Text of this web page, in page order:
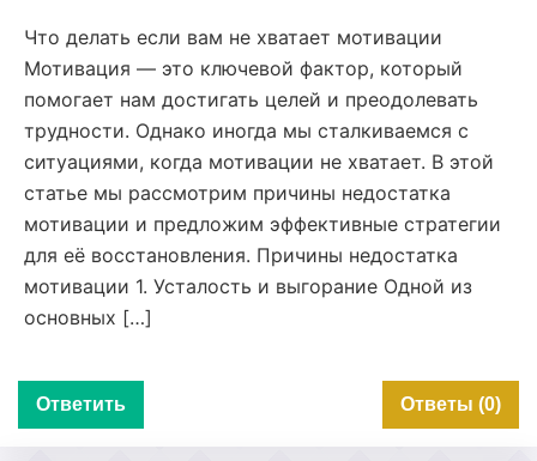
Что делать если вам не хватает мотивации
Мотивация — это ключевой фактор, который
помогает нам достигать целей и преодолевать
трудности. Однако иногда мы сталкиваемся с
ситуациями, когда мотивации не хватает. В этой
статье мы рассмотрим причины недостатка
мотивации и предложим эффективные стратегии
для её восстановления. Причины недостатка
мотивации 1. Усталость и выгорание Одной из
основных […]
Ответить Ответы (0)